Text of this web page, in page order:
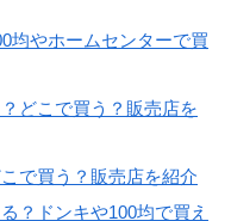
均やホームセンターで買
どこで買う？販売店を
で買う？販売店を紹介
？ドンキや100均で買え